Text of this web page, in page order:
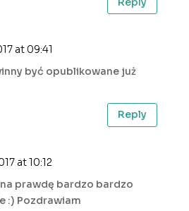
at 09:41
być opublikowane już
Reply
at 10:12
prawdę bardzo bardzo
:) Pozdrawiam